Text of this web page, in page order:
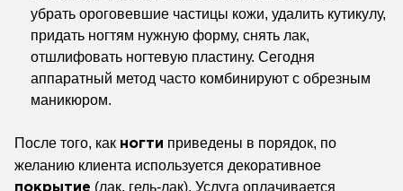
убрать ороговевшие частицы кожи, удалить кутикулу,
придать ногтям нужную форму, снять лак,
отшлифовать ногтевую пластину. Сегодня
аппаратный метод часто комбинируют с обрезным
маникюром.
После того, как ногти приведены в порядок, по
желанию клиента используется декоративное
покрытие (лак, гель-лак). Услуга оплачивается